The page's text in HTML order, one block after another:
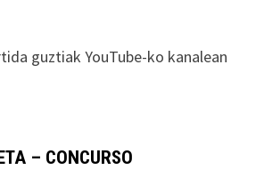
guztiak YouTube-ko kanalean
– CONCURSO